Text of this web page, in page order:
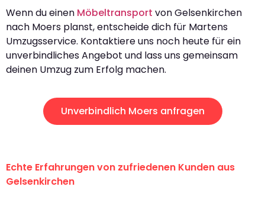
Wenn du einen Möbeltransport von Gelsenkirchen
nach Moers planst, entscheide dich für Martens
Umzugsservice. Kontaktiere uns noch heute für ein
unverbindliches Angebot und lass uns gemeinsam
deinen Umzug zum Erfolg machen.
Unverbindlich Moers anfragen
Echte Erfahrungen von zufriedenen Kunden aus
Gelsenkirchen